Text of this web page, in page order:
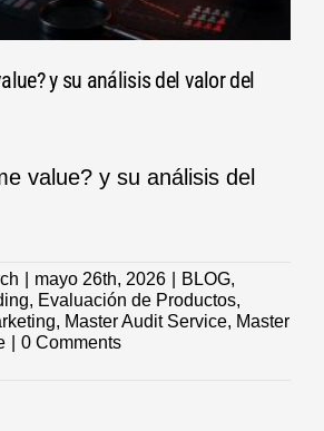
y su análisis del valor del
value? y su análisis del
mayo 26th, 2026 BLOG,
, Evaluación de Productos,
, Master Audit Service, Master
0 Comments